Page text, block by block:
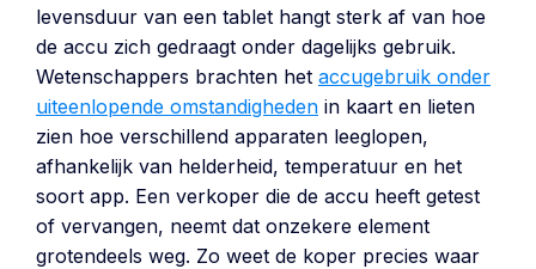
levensduur van een tablet hangt sterk af van hoe
de accu zich gedraagt onder dagelijks gebruik.
Wetenschappers brachten het accugebruik onder
uiteenlopende omstandigheden in kaart en lieten
zien hoe verschillend apparaten leeglopen,
afhankelijk van helderheid, temperatuur en het
soort app. Een verkoper die de accu heeft getest
of vervangen, neemt dat onzekere element
grotendeels weg. Zo weet de koper precies waar